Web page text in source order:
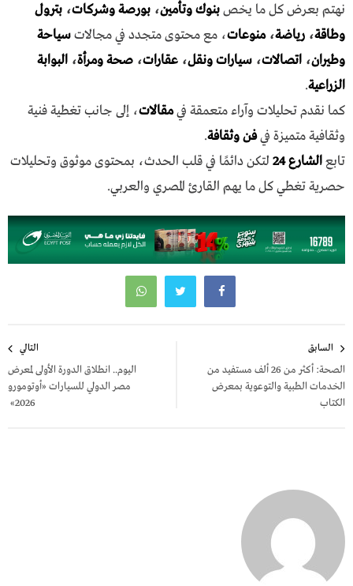
نهتم بعرض كل ما يخصبنوك وتأمين، بورصة وشركات، بترول
وطاقة، رياضة،منوعات، مع محتوى متجدد في مجالاتسياحة
وطيران، اتصالات، سيارات ونقل، عقارات، صحة ومرأة، البوابة
الزراعية.
كما نقدم تحليلات وآراء متعمقة فيمقالات، إلى جانب تغطية فنية
وثقافية متميزة فيفن وثقافة.
تابعالشارع 24
لتكن دائمًا في قلب الحدث، بمحتوى موثوق وتحليلات
حصرية تغطي كل ما يهم القارئ المصري والعربي.
المقالات
السابق
الصحة: أكثر من 26 ألف مستفيد من
الخدمات الطبية والتوعوية بمعرض
الكتاب
التالي
اليوم.. انطلاق الدورة الأولى لمعرض
مصر الدولي للسيارات «أوتومورو
2026»